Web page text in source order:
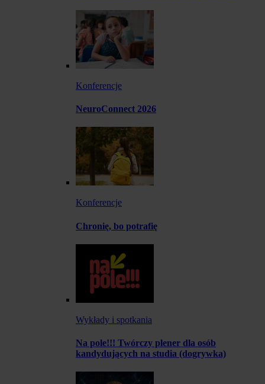
Konferencje
NeuroConnect 2026
Konferencje
Chronię, bo potrafię
Wykłady i spotkania
Na pole!!! Twórczy plener dla osób
kandydujących na studia (dogrywka)